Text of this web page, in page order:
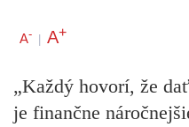
A- | A+
„Každý hovorí, že
je finančne